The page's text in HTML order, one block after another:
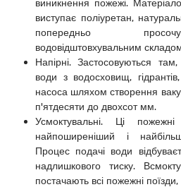
виникнення пожежі.
виступає поліуретан,
попередньо
водовідштовхувальним
Напірні. Застосовуються
води з водосховищ,
насоса шляхом створення
п'ятдесяти до двохсот мм.
Усмоктувальні. Ці
найпоширеніший і
Процес подачі води
надлишкового тиску.
постачають всі пожежні поїзди,